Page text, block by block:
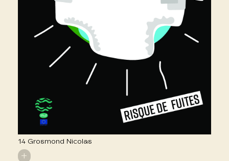
14 Grosmond Nicolas
+